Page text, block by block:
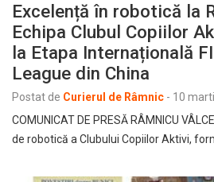
Excelență în robotică la
Echipa Clubul Copiilor
la Etapa Internațională
League din China
Postat de Curierul de Râmnic - 10
COMUNICAT DE PRESĂ RÂMNICU
de robotică a Clubului Copiilor Aktivi,